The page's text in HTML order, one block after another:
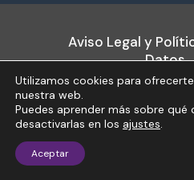
Aviso Legal y
Datos
Mapa
Utilizamos cookies para
nuestra web.
Puedes aprender más sobre qué
desactivarlas en los ajustes.
Aceptar